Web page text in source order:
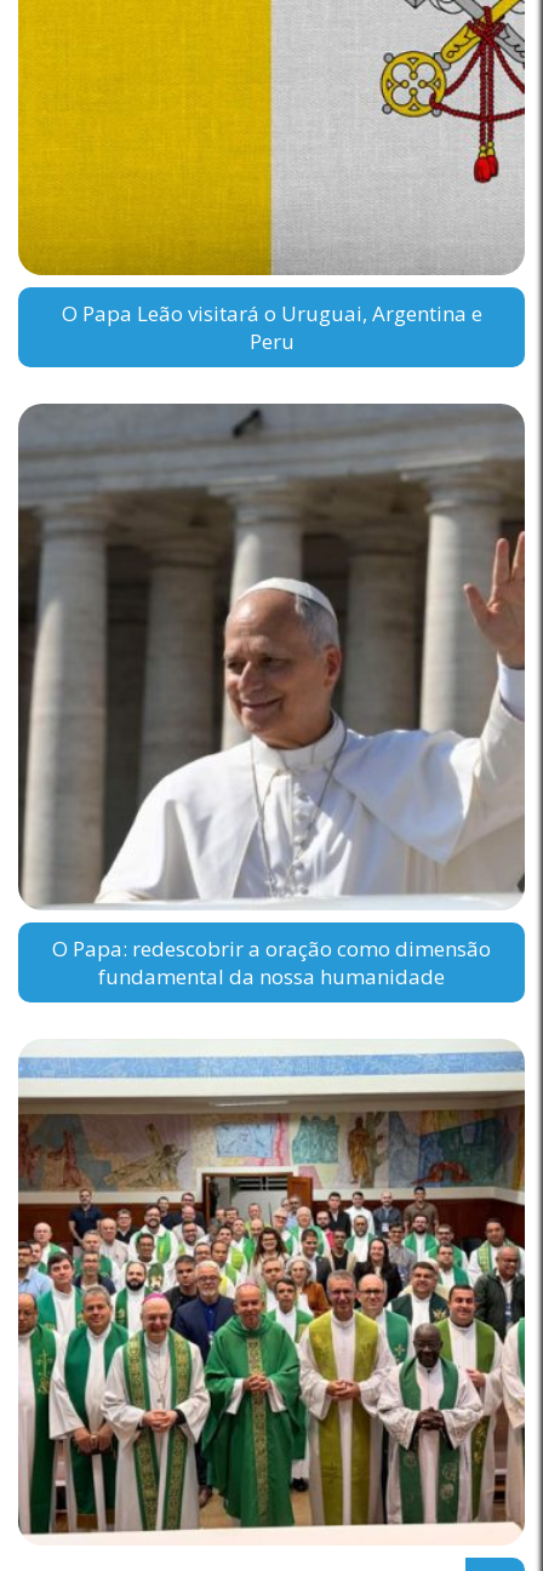
O Papa Leão visitará o Uruguai, Argentina e
Peru
O Papa: redescobrir a oração como dimensão
fundamental da nossa humanidade